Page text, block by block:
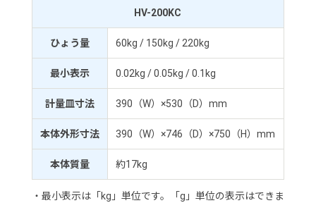
HV-200KC
ひょう量 60kg / 150kg / 220kg
最小表示 0.02kg / 0.05kg / 0.1kg
計量皿寸法 390（W）×530（D）mm
本体外形寸法 390（W）×746（D）×750（H）mm
本体質量 約17kg
・最小表示は「kg」単位です。「g」単位の表示はできま